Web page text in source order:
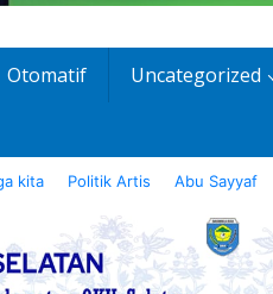
Otomatif Uncategorized
kita Politik Artis Abu Sayyaf